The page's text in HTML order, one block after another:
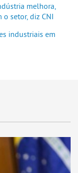
melhora,
setor, diz CNI
industriais em